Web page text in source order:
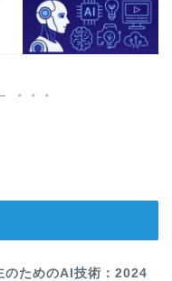
のためのAI技術：2024